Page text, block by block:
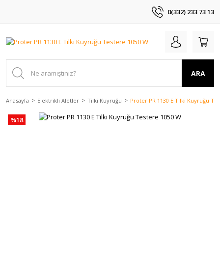
0(332) 233 73 13
ARA
Anasayfa Elektrikli Aletler Tilki Kuyruğu Proter PR 1130 E Tilki Kuyruğu
%18